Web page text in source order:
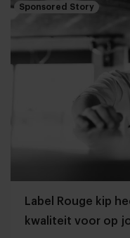
Sponsored Story
Label Rouge kip
kwaliteit voor op